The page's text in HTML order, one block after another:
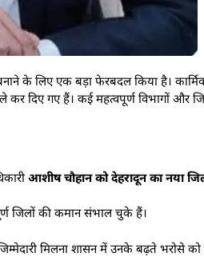
के लिए एक बड़ा फेरबदल किया है।
कर दिए गए हैं। कई महत्वपूर्ण विभागों और
आशीष चौहान को देहरादून का नया
जिलों की कमान संभाल चुके हैं।
मिलना शासन में उनके बढ़ते भरोसे को